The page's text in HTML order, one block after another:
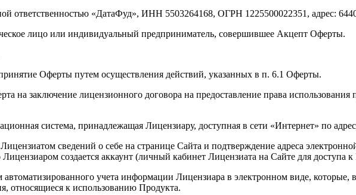
ответственностью «ДатаФуд», ИНН 5503264168, ОГРН 1225500022351, адрес:
лицо или индивидуальный предприниматель, совершившее Акцепт Оферты.
Оферты путем осуществления действий, указанных в п. 6.1 Оферты.
на заключение лицензионного договора на предоставление права
система, принадлежащая Лицензиару, доступная в сети «Интернет» по
сведений о себе на странице Сайта и подтверждение адреса
Лицензиаром создается аккаунт (личный кабинет Лицензиата на Сайте для
учета информации Лицензиара в электронном виде, которые,
относящиеся к использованию Продукта.